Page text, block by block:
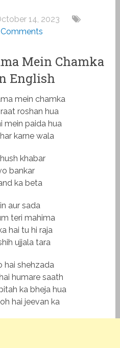
14, 2023
Mein Chamka
English
mein chamka
roshan hua
mein paida hua
karne wala
khabar
bankar
ka beta
aur sada
teri mahima
hai tu hi raja
ujjala tara
hai shehzada
humare saath
ka bheja hua
hai jeevan ka